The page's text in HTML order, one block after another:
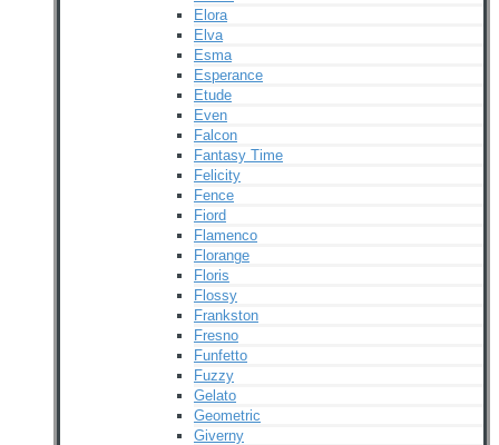
Elora
Elva
Esma
Esperance
Etude
Even
Falcon
Fantasy Time
Felicity
Fence
Fiord
Flamenco
Florange
Floris
Flossy
Frankston
Fresno
Funfetto
Fuzzy
Gelato
Geometric
Giverny